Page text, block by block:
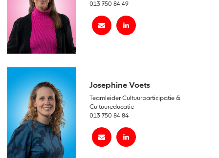
013 750 84 49
Josephine Voets
Teamleider Cultuurparticipatie &
Cultuureducatie
013 750 84 84